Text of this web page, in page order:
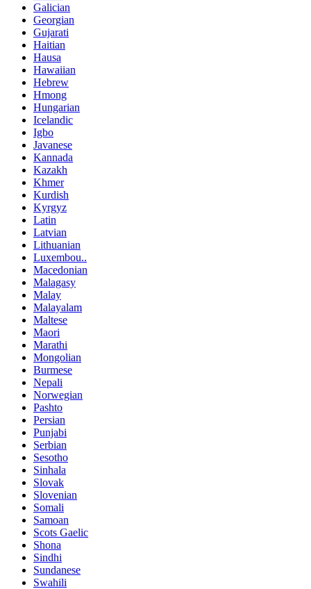
Galician
Georgian
Gujarati
Haitian
Hausa
Hawaiian
Hebrew
Hmong
Hungarian
Icelandic
Igbo
Javanese
Kannada
Kazakh
Khmer
Kurdish
Kyrgyz
Latin
Latvian
Lithuanian
Luxembou..
Macedonian
Malagasy
Malay
Malayalam
Maltese
Maori
Marathi
Mongolian
Burmese
Nepali
Norwegian
Pashto
Persian
Punjabi
Serbian
Sesotho
Sinhala
Slovak
Slovenian
Somali
Samoan
Scots Gaelic
Shona
Sindhi
Sundanese
Swahili